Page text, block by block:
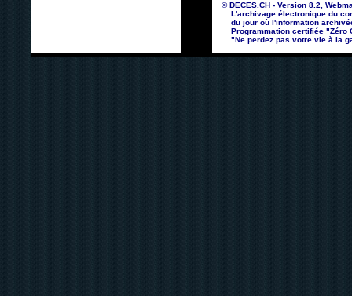
© DECES.CH - Version 8.2,
L'archivage électronique du
du jour où l'information
Programmation certifiée "Zéro
"Ne perdez pas votre vie à la